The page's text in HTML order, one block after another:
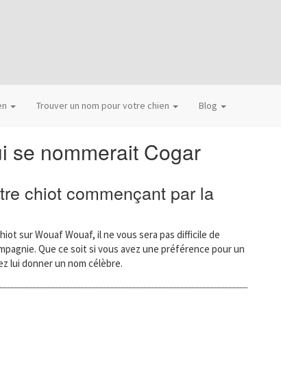
Trouver un nom pour votre chien Blog
se nommerait Cogar
chiot commençant par la
sur Wouaf Wouaf, il ne vous sera pas difficile de
Que ce soit si vous avez une préférence pour un
lui donner un nom célèbre.